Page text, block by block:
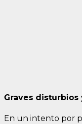
Graves disturbios
En un intento por